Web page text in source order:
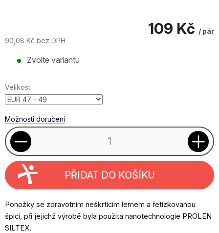
109 Kč / pár
90,08 Kč bez DPH
cena:
Zvolte variantu
Velikost
Možnosti doručení
PŘIDAT DO KOŠÍKU
Ponožky se zdravotním neškrtícím lemem a řetízkovanou
špicí, při jejichž výrobě byla použita nanotechnologie PROLEN
SILTEX.